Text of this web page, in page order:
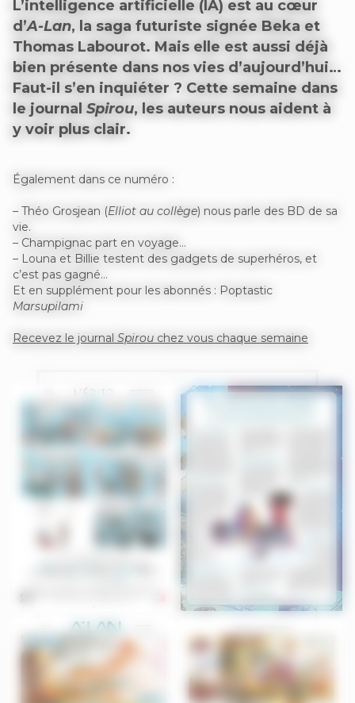
L’intelligence artificielle (IA) est au cœur
d’A-Lan, la saga futuriste signée Beka et
Thomas Labourot. Mais elle est aussi déjà
bien présente dans nos vies d’aujourd’hui…
Faut-il s’en inquiéter ? Cette semaine dans
le journal Spirou, les auteurs nous aident à
y voir plus clair.
Également dans ce numéro :
– Théo Grosjean (Elliot au collège) nous parle des BD de sa
vie.
– Champignac part en voyage…
– Louna et Billie testent des gadgets de superhéros, et
c’est pas gagné…
Et en supplément pour les abonnés : Poptastic
Marsupilami
Recevez le journal Spirou chez vous chaque semaine